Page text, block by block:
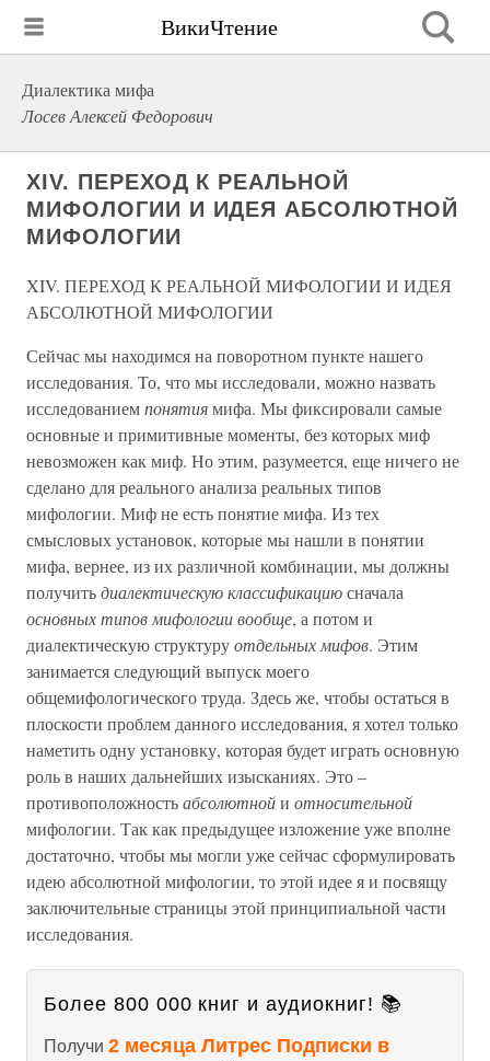
ВикиЧтение
Диалектика мифа
Лосев Алексей Федорович
XIV. ПЕРЕХОД К РЕАЛЬНОЙ
МИФОЛОГИИ И ИДЕЯ АБСОЛЮТНОЙ
МИФОЛОГИИ
XIV. ПЕРЕХОД К РЕАЛЬНОЙ МИФОЛОГИИ И ИДЕЯ
АБСОЛЮТНОЙ МИФОЛОГИИ
Сейчас мы находимся на поворотном пункте нашего
исследования. То, что мы исследовали, можно назвать
исследованиемпонятиямифа. Мы фиксировали самые
основные и примитивные моменты, без которых миф
невозможен как миф. Но этим, разумеется, еще ничего не
сделано для реального анализа реальных типов
мифологии. Миф не есть понятие мифа. Из тех
смысловых установок, которые мы нашли в понятии
мифа, вернее, из их различной комбинации, мы должны
получитьдиалектическую классификациюсначала
основных типов мифологии вообще, а потом и
диалектическую структуруотдельных мифов. Этим
занимается следующий выпуск моего
общемифологического труда. Здесь же, чтобы остаться в
плоскости проблем данного исследования, я хотел только
наметить одну установку, которая будет играть основную
роль в наших дальнейших изысканиях. Это –
противоположностьабсолютнойи относительной
мифологии. Так как предыдущее изложение уже вполне
достаточно, чтобы мы могли уже сейчас сформулировать
идею абсолютной мифологии, то этой идее я и посвящу
заключительные страницы этой принципиальной части
исследования.
Более 800 000 книг и аудиокниг! 📚
Получи 2 месяца Литрес Подписки в